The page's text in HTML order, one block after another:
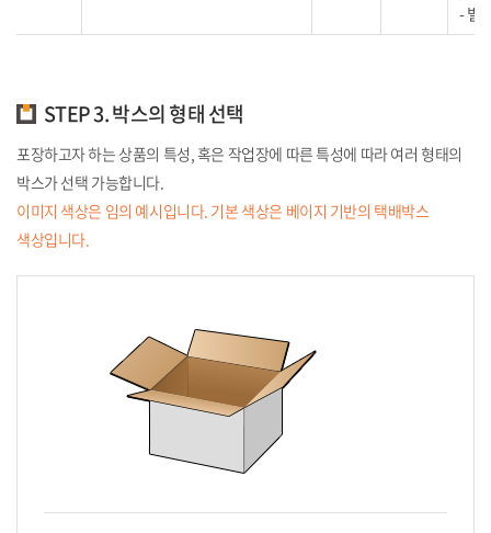
- 별
STEP 3. 박스의 형태 선택
포장하고자 하는 상품의 특성, 혹은 작업장에 따른 특성에 따라 여러 형태의
박스가 선택 가능합니다.
이미지 색상은 임의 예시입니다. 기본 색상은 베이지 기반의 택배박스
색상입니다.